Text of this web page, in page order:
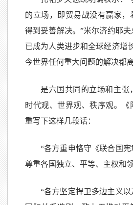
的立场，即贸易战没有赢家，
得到妥善解决。”米尔济约耶
已成为人类进步和全球经济增
今世界任何重大问题的解决都
是六国共同的立场和主张
时代观、世界观、秩序观。《
重写下这样几段话：
“各方重申恪守《联合国宪
尊重各国独立、平等、主权和
“各方坚定捍卫多边主义